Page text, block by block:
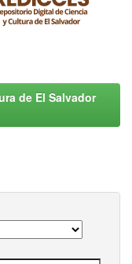
de El Salvador